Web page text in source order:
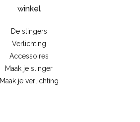
winkel
De slingers
Verlichting
Accessoires
Maak je slinger
Maak je verlichting